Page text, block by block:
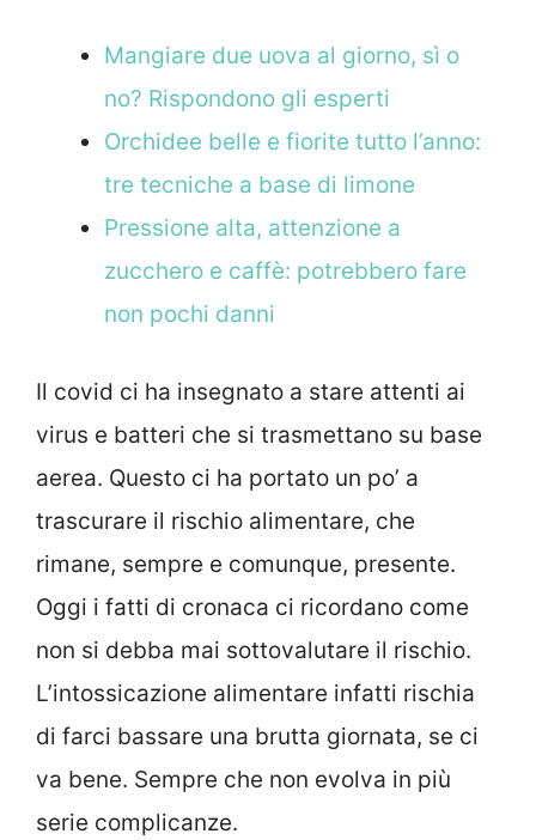
Mangiare due uova al giorno, sì o
no? Rispondono gli esperti
Orchidee belle e fiorite tutto l’anno:
tre tecniche a base di limone
Pressione alta, attenzione a
zucchero e caffè: potrebbero fare
non pochi danni
Il covid ci ha insegnato a stare attenti ai
virus e batteri che si trasmettano su base
aerea. Questo ci ha portato un po’ a
trascurare il rischio alimentare, che
rimane, sempre e comunque, presente.
Oggi i fatti di cronaca ci ricordano come
non si debba mai sottovalutare il rischio.
L’intossicazione alimentare infatti rischia
di farci bassare una brutta giornata, se ci
va bene. Sempre che non evolva in più
serie complicanze.